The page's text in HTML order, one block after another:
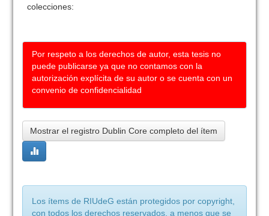
colecciones:
Por respeto a los derechos de autor, esta tesis no
puede publicarse ya que no contamos con la
autorización explícita de su autor o se cuenta con un
convenio de confidencialidad
Mostrar el registro Dublin Core completo del ítem
Los ítems de RIUdeG están protegidos por copyright,
con todos los derechos reservados, a menos que se